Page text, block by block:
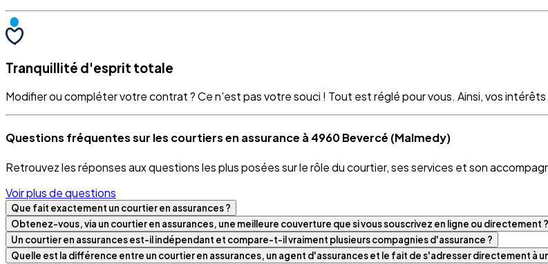
Tranquillité d'esprit totale
Modifier ou compléter votre contrat ? Ce n'est pas votre souci ! Tout est réglé pour vous. Ainsi, vos
Questions fréquentes sur les courtiers en assurance à 4960 Bevercé (Malmedy)
Retrouvez les réponses aux questions les plus posées sur le rôle du courtier, ses services et son
Voir plus de questions
Que fait exactement un courtier en assurances ?
Obtenez-vous, via un courtier en assurances, une meilleure couverture que si vous souscrivez en ligne ou directement ?
Un courtier en assurances est-il indépendant et compare-t-il vraiment plusieurs compagnies d'assurance ?
Quelle est la différence entre un courtier en assurances, un agent d'assurances et le fait de s'adresser directement à